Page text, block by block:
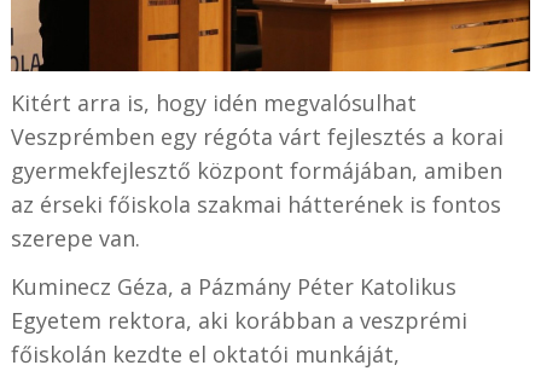
Kitért arra is, hogy idén megvalósulhat
Veszprémben egy régóta várt fejlesztés a korai
gyermekfejlesztő központ formájában, amiben
az érseki főiskola szakmai hátterének is fontos
szerepe van.
Kuminecz Géza, a Pázmány Péter Katolikus
Egyetem rektora, aki korábban a veszprémi
főiskolán kezdte el oktatói munkáját,